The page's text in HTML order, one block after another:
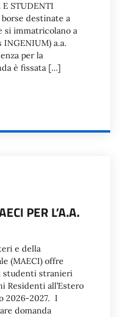
E STUDENTI
destinate a
si immatricolano a
a.a.
per la
è fissata […]
PER L’A.A.
e della
(MAECI) offre
studenti stranieri
Residenti all’Estero
2026-2027. I
domanda